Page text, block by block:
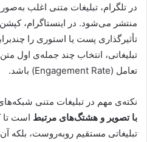
در تلگرام، تبلیغات متنی اغلب
منتشر می‌شود. در اینستاگرام،
تأثیرگذاری پست یا استوری را
تبلیغاتی، انتخاب چند جمله‌ی اول
تعامل (Engagement Rate) باشد.
نکته‌ی مهم در تبلیغات متنی
با تصویر و هشتگ‌های مرتبط است تا
تبلیغاتی مستقیم روبه‌روست، بلکه